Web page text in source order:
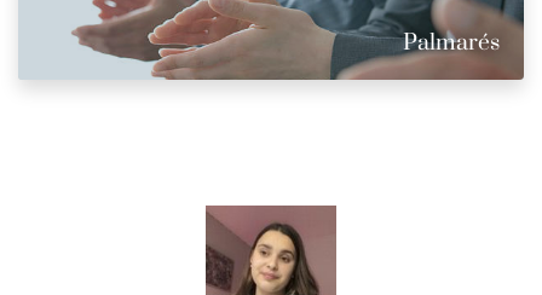
Palmarés